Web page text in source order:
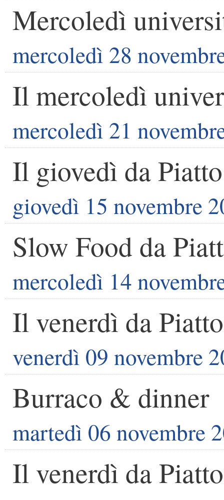
Mercoledì
mercoledì 28
Il mercoledì
mercoledì 21
Il giovedì da Piatto
giovedì 15 novembre
Slow Food da
mercoledì 14
Il venerdì da Piatto
venerdì 09 novembre
Burraco & dinner
martedì 06 novembre
Il venerdì da Piatto